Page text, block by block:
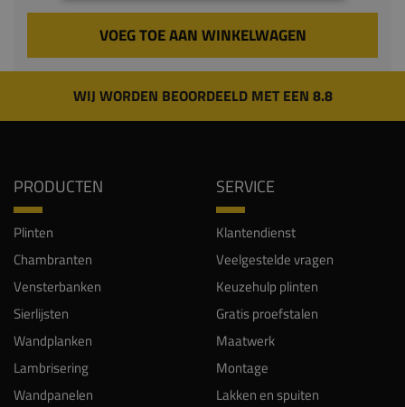
VOEG TOE AAN WINKELWAGEN
WIJ WORDEN BEOORDEELD MET EEN 8.8
PRODUCTEN
Plinten
Chambranten
Vensterbanken
Sierlijsten
Wandplanken
Lambrisering
Wandpanelen
SERVICE
Klantendienst
Veelgestelde vragen
Keuzehulp plinten
Gratis proefstalen
Maatwerk
Montage
Lakken en spuiten